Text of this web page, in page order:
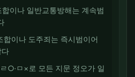
이나 일반교통방해는 계속범
이나 도주죄는 즉시범이어
다
○·ㅁ×로 모든 지문 정오가 일